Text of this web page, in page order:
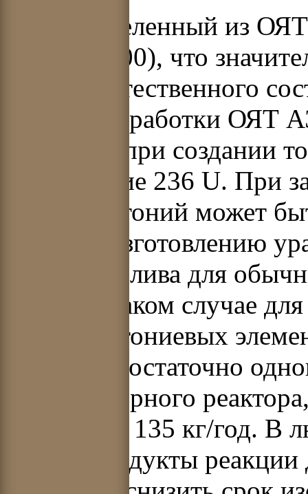
Уран, выделенный из
(ВВЭР-1000), что
в уране естественного
после переработки ОЯТ
экономии при создании
присутствие 236 U. При
цикла плутоний может
завод по изготовлению
(МОХ) топлива для
ВВЭР. В таком случае
(трансплутониевых
Украины достаточно
электроядерного
составляет 135 кг/год.
только продукты